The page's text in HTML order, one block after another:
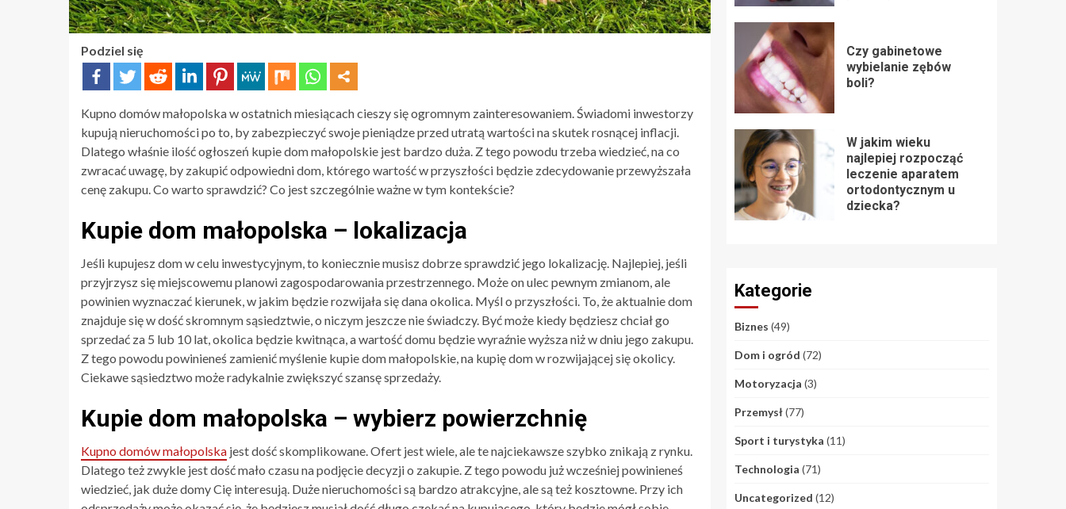
Podziel się
Kupno domów małopolska w ostatnich miesiącach cieszy się ogromnym zainteresowaniem. Świadomi inwestorzy
kupują nieruchomości po to, by zabezpieczyć swoje pieniądze przed utratą wartości na skutek rosnącej inflacji.
Dlatego właśnie ilość ogłoszeń kupie dom małopolskie jest bardzo duża. Z tego powodu trzeba wiedzieć, na co
zwracać uwagę, by zakupić odpowiedni dom, którego wartość w przyszłości będzie zdecydowanie przewyższała
cenę zakupu. Co warto sprawdzić? Co jest szczególnie ważne w tym kontekście?
Kupie dom małopolska – lokalizacja
Jeśli kupujesz dom w celu inwestycyjnym, to koniecznie musisz dobrze sprawdzić jego lokalizację. Najlepiej, jeśli
przyjrzysz się miejscowemu planowi zagospodarowania przestrzennego. Może on ulec pewnym zmianom, ale
powinien wyznaczać kierunek, w jakim będzie rozwijała się dana okolica. Myśl o przyszłości. To, że aktualnie dom
znajduje się w dość skromnym sąsiedztwie, o niczym jeszcze nie świadczy. Być może kiedy będziesz chciał go
sprzedać za 5 lub 10 lat, okolica będzie kwitnąca, a wartość domu będzie wyraźnie wyższa niż w dniu jego zakupu.
Z tego powodu powinieneś zamienić myślenie kupie dom małopolskie, na kupię dom w rozwijającej się okolicy.
Ciekawe sąsiedztwo może radykalnie zwiększyć szansę sprzedaży.
Kupie dom małopolska – wybierz powierzchnię
Kupno domów małopolska jest dość skomplikowane. Ofert jest wiele, ale te najciekawsze szybko znikają z rynku.
Dlatego też zwykle jest dość mało czasu na podjęcie decyzji o zakupie. Z tego powodu już wcześniej powinieneś
wiedzieć, jak duże domy Cię interesują. Duże nieruchomości są bardzo atrakcyjne, ale są też kosztowne. Przy ich
Czy gabinetowe
wybielanie zębów
boli?
W jakim wieku
najlepiej rozpocząć
leczenie aparatem
ortodontycznym u
dziecka?
Kategorie
Biznes (49)
Dom i ogród (72)
Motoryzacja (3)
Przemysł(77)
Sport i turystyka (11)
Technologia (71)
Uncategorized (12)